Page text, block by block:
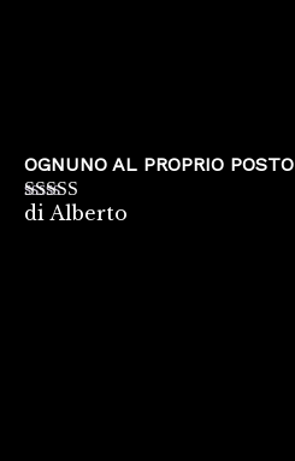
OGNUNO AL PROPRIO POSTO
Valutato5su
di Alberto